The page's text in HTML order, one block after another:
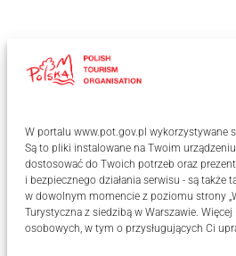
W portalu www.pot.gov.pl wykorzystywane
Są to pliki instalowane na Twoim
dostosować do Twoich potrzeb oraz
i bezpiecznego działania serwisu - są
w dowolnym momencie z poziomu strony
Turystyczna z siedzibą w Warszawie.
osobowych, w tym o przysługujących Ci